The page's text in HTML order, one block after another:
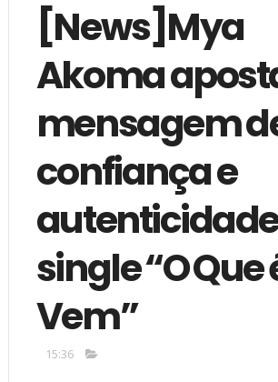
[News]Mya
Akoma
mensagem
confiança e
single “O Que
Vem”
15:36